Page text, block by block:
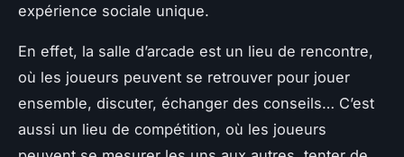
expérience sociale unique.
En effet, la salle d’arcade est un lieu de rencontre,
où les joueurs peuvent se retrouver pour jouer
ensemble, discuter, échanger des conseils… C’est
aussi un lieu de compétition, où les joueurs